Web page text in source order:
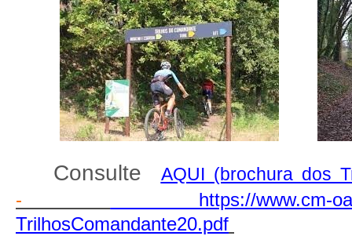
Consulte AQUI (brochura dos
-
https://www.cm-
TrilhosComandante20.pdf